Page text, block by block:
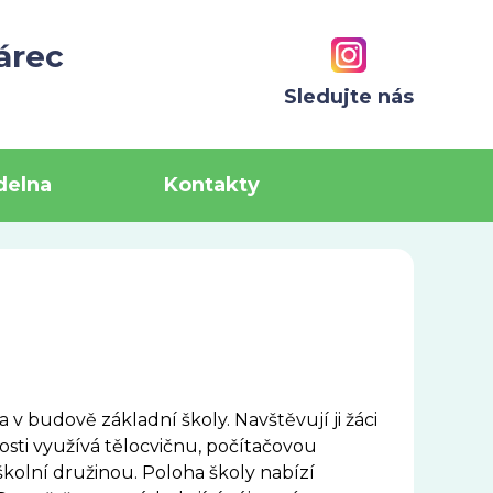
Sledujte nás
Kontakty
budově základní školy. Navštěvují ji žáci
využívá tělocvičnu, počítačovou
družinou. Poloha školy nabízí